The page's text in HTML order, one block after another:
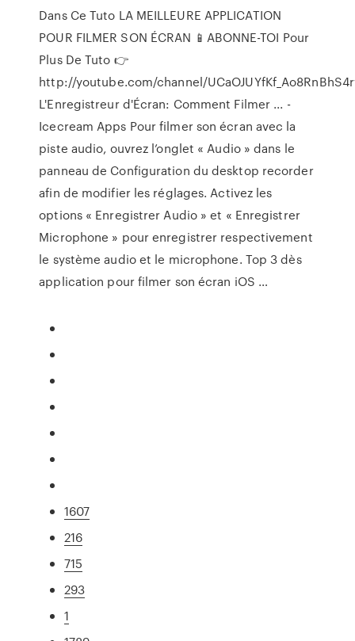
Dans Ce Tuto LA MEILLEURE APPLICATION
POUR FILMER SON ÉCRAN 📱ABONNE-TOI Pour
Plus De Tuto 👉
http://youtube.com/channel/
L'Enregistreur d'Écran: Comment Filmer ... -
Icecream Apps Pour filmer son écran avec la
piste audio, ouvrez l’onglet « Audio » dans le
panneau de Configuration du desktop recorder
afin de modifier les réglages. Activez les
options « Enregistrer Audio » et « Enregistrer
Microphone » pour enregistrer respectivement
le système audio et le microphone. Top 3 dès
application pour filmer son écran iOS …
1607
216
715
293
1